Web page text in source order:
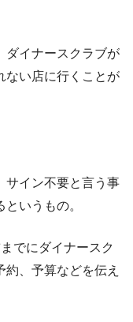
ダイナースクラブが
ない店に行くことが
サイン不要と言う事
いうもの。
でにダイナースク
、予算などを伝え